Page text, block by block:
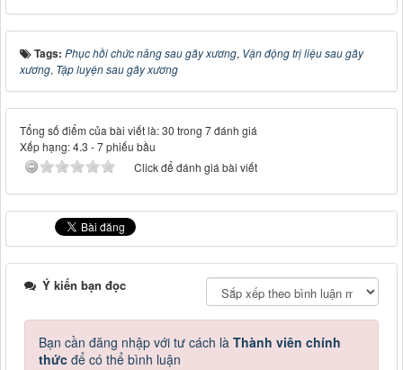
Tags: Phục hồi chức năng sau gãy xương, Vận động trị liệu sau gãy
xương, Tập luyện sau gãy xương
Tổng số điểm của bài viết là: 30 trong 7 đánh giá
Xếp hạng:4.3 -7phiếu bầu
Click để đánh giá bài viết
Ý kiến bạn đọc
Bạn cần đăng nhập với tư cách là Thành viên chính
thức để có thể bình luận